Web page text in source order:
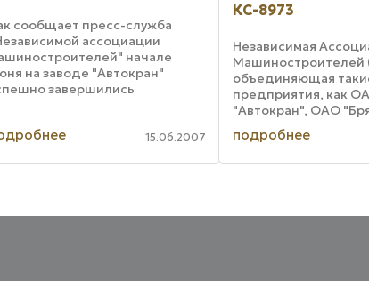
сообщает пресс-служба
ассоциации
начале
на заводе "Автокран"
завершились
грузоподъемностью
15.06.2007
КС-8973
Независимая
объединяющая
предприятия, как
"Автокран", ОАО
завод колесных
ЗАО "Ивановская
подробнее